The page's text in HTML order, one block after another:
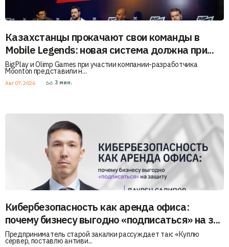
Казахстанцы прокачают свои команды в
Mobile Legends: новая система должна при...
BigPlay и Olimp Games при участии компании-разработчика
Moonton представили н...
Авг 07, 2026 3 мин.
Кибербезопасность как аренда офиса:
почему бизнесу выгодно «подписаться» на з...
Предприниматель старой закалки рассуждает так: «Куплю
сервер, поставлю антиви...